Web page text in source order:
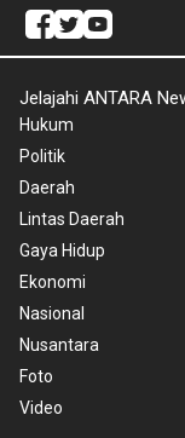
Jelajahi ANTARA
Hukum
Politik
Daerah
Lintas Daerah
Gaya Hidup
Ekonomi
Nasional
Nusantara
Foto
Video